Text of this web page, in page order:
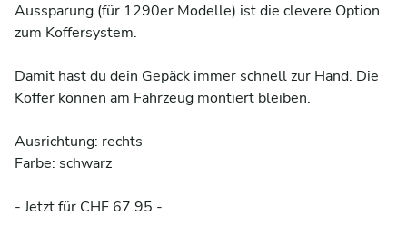
Aussparung (für 1290er Modelle) ist die clevere Option
zum Koffersystem.
Damit hast du dein Gepäck immer schnell zur Hand. Die
Koffer können am Fahrzeug montiert bleiben.
Ausrichtung: rechts
Farbe: schwarz
- Jetzt für CHF 67.95 -